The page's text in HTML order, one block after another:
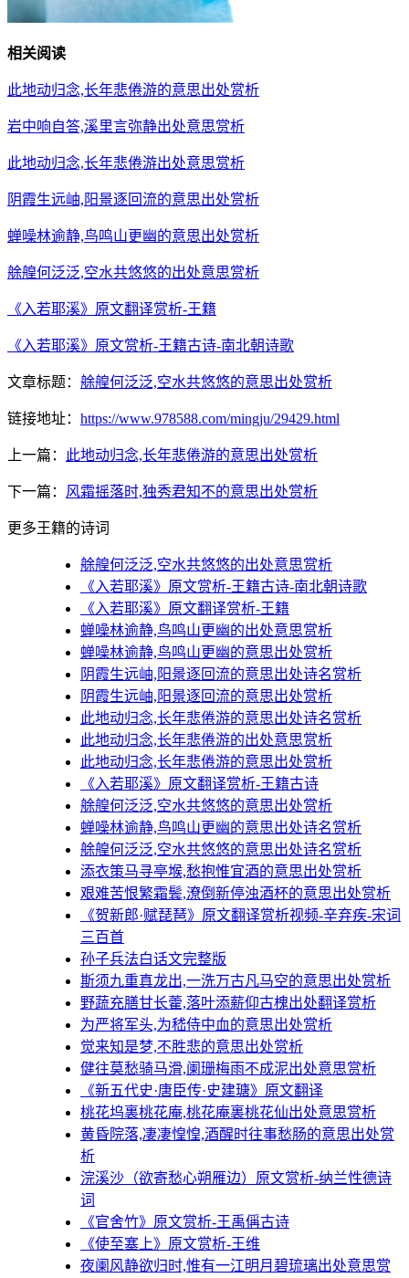
相关阅读
此地动归念,长年悲倦游的意思出处赏析
岩中响自答,溪里言弥静出处意思赏析
此地动归念,长年悲倦游出处意思赏析
阴霞生远岫,阳景逐回流的意思出处赏析
蝉噪林逾静,鸟鸣山更幽的意思出处赏析
艅艎何泛泛,空水共悠悠的出处意思赏析
《入若耶溪》原文翻译赏析-王籍
《入若耶溪》原文赏析-王籍古诗-南北朝诗歌
文章标题： 艅艎何泛泛,空水共悠悠的意思出处赏析
链接地址： https://www.978588.com/mingju/29429.html
上一篇： 此地动归念,长年悲倦游的意思出处赏析
下一篇： 风霜摇落时,独秀君知不的意思出处赏析
更多王籍的诗词
艅艎何泛泛,空水共悠悠的出处意思赏析
《入若耶溪》原文赏析-王籍古诗-南北朝诗歌
《入若耶溪》原文翻译赏析-王籍
蝉噪林逾静,鸟鸣山更幽的出处意思赏析
蝉噪林逾静,鸟鸣山更幽的意思出处赏析
阴霞生远岫,阳景逐回流的意思出处诗名赏析
阴霞生远岫,阳景逐回流的意思出处赏析
此地动归念,长年悲倦游的意思出处诗名赏析
此地动归念,长年悲倦游的出处意思赏析
此地动归念,长年悲倦游的意思出处赏析
《入若耶溪》原文翻译赏析-王籍古诗
艅艎何泛泛,空水共悠悠的意思出处赏析
蝉噪林逾静,鸟鸣山更幽的意思出处诗名赏析
艅艎何泛泛,空水共悠悠的意思出处诗名赏析
添衣策马寻亭堠,愁抱惟宜酒的意思出处赏析
艰难苦恨繁霜鬓,潦倒新停浊酒杯的意思出处赏析
《贺新郎·赋琵琶》原文翻译赏析视频-辛弃疾-宋词
三百首
孙子兵法白话文完整版
斯须九重真龙出,一洗万古凡马空的意思出处赏析
野蔬充膳甘长藿,落叶添薪仰古槐出处翻译赏析
为严将军头,为嵇侍中血的意思出处赏析
觉来知是梦,不胜悲的意思出处赏析
健往莫愁骑马滑,阑珊梅雨不成泥出处意思赏析
《新五代史·唐臣传·史建瑭》原文翻译
桃花坞裏桃花庵,桃花庵裏桃花仙出处意思赏析
黄昏院落,凄凄惶惶,酒醒时往事愁肠的意思出处赏
析
浣溪沙（欲寄愁心朔雁边）原文赏析-纳兰性德诗
词
《官舍竹》原文赏析-王禹偁古诗
《使至塞上》原文赏析-王维
夜阑风静欲归时,惟有一江明月碧琉璃出处意思赏